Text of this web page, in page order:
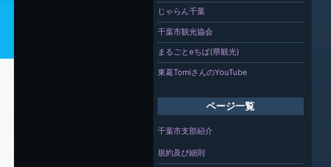
じゃらん千葉
千葉市観光協会
まるごとeちば(県観光)
東葛TomiさんのYouTube
ページ一覧
千葉市支部紹介
規約及び細則